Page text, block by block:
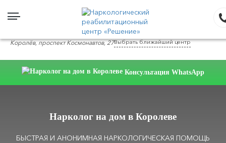
Королёв, проспект Космонавтов, 27Выбрать ближайший центр
Консультация WhatsApp
Нарколог на дом в Королеве
БЫСТРАЯ И АНОНИМНАЯ НАРКОЛОГИЧЕСКАЯ ПОМОЩЬ